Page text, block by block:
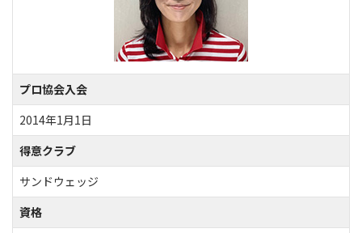
プロ協会入会
2014年1月1日
得意クラブ
サンドウェッジ
資格